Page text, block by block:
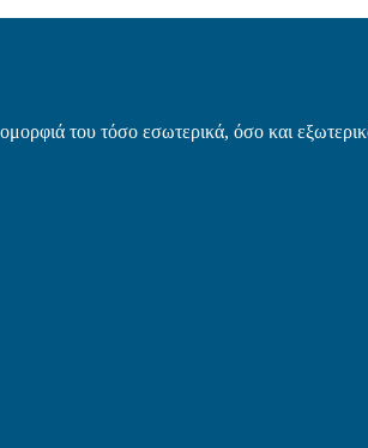
του τόσο εσωτερικά, όσο και